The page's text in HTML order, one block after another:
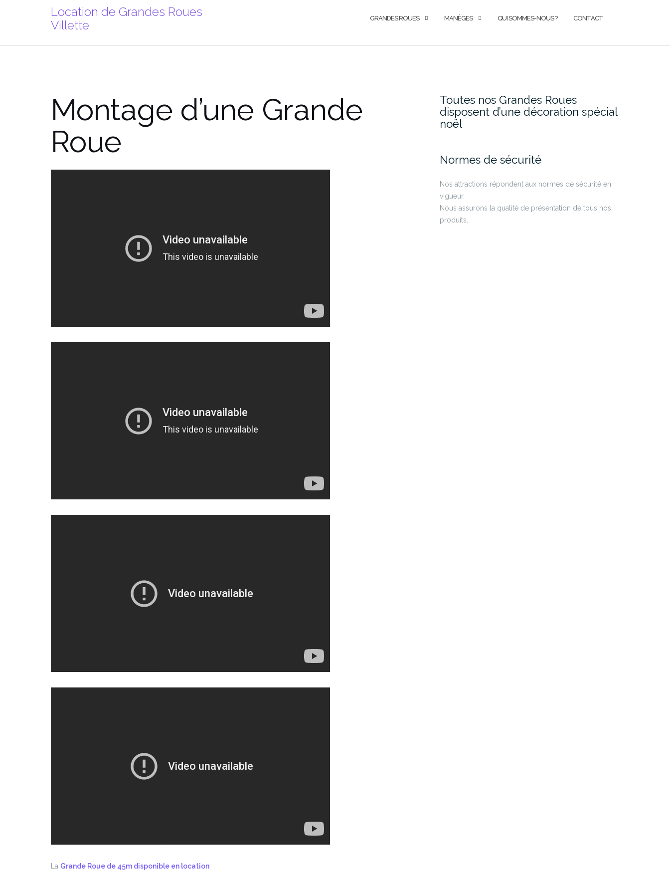
Location de Grandes Roues
Villette
GRANDES ROUES MANÈGES QUI SOMMES-NOUS ? CONTACT
Montage d’une Grande
Roue
La Grande Roue de 45m disponible en location
Toutes nos Grandes Roues
disposent d’une décoration spécial
noël
Normes de sécurité
Nos attractions répondent aux normes de sécurité en
vigueur.
Nous assurons la qualité de présentation de tous nos
produits.